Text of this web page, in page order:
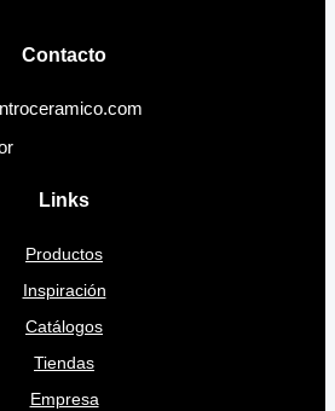
Contacto
Links
Productos
Inspiración
Catálogos
Tiendas
Empresa